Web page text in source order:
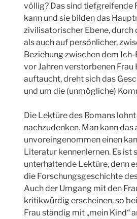
völlig? Das sind tiefgreifende
kann und sie bilden das
zivilisatorischer Ebene,
als auch auf persönlicher,
Beziehung zwischen dem
vor Jahren verstorbenen
auftaucht, dreht sich das
und um die (unmögliche)
Die Lektüre des Romans
nachzudenken. Man kann
unvoreingenommen einen
Literatur kennenlernen. Es ist
unterhaltende Lektüre, denn
die Forschungsgeschichte
Auch der Umgang mit den
kritikwürdig erscheinen, so
Frau ständig mit „mein Kind“